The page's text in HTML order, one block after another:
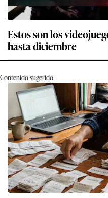
Estos son los
hasta diciembre
Contenido sugerido